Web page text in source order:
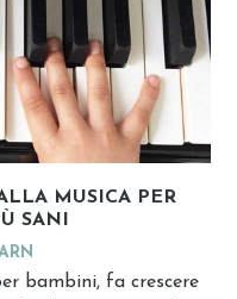
MUSICA PER
SANI
bambini, fa crescere